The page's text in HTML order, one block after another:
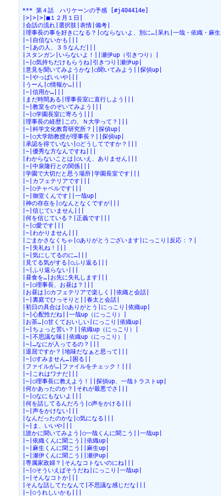
*** 第４話　ハリケーンの予感 [#j404414e]
|>|>|>|■１２月１日|
|会話の流れ|選択肢|表情|備考|
|理事長の事を好きになる？|○ならないよ、別に…|呆れ|一哉・依織・麻
|~|自信ないかも|||
|~|あの人、３５なんだ|||
|スタンガン|いらないよ！||瀬伊up（引きつり）|
|~|○気持ちだけもらうね|引きつり|瀬伊up|
|意見を聞いてみようかな|○聞いてみよう||探偵up|
|~|やっぱいいや|||
|うーん|○情報か…|||
|~|信用か…|||
|まだ時間ある|理事長室に直行しよう|||
|~|教室をのぞいてみよう|||
|~|○学園長室に寄ろう|||
|理事長の経歴|この、Ｎ大学って？|||
|~|科学文化教育研究所？||探偵up|
|~|○大学助教授が理事長？||探偵up|
|承認を得ていない|○どうしてですか？|||
|~|優秀な方なんですね|||
|わからないことは|○いえ、ありません|||
|~|中泉隆行との関係|||
|学園で大切だと思う場所|学園長室です|||
|~|カフェテリアです|||
|~|○チャペルです|||
|~|御堂くんです||一哉up|
|神の存在を|○なんとなくですが|||
|~|信じていません|||
|何を信じている？|正義です|||
|~|○愛です|||
|~|わかりません|||
|ごまかさなくちゃ|○ありがとうございます|にっこり|反応：？|
|~|失礼ね！|||
|~|気にしてるのに…|||
|見てる気がする|○ふり返る|||
|~|ふり返らない|||
|昼食を…|お先に失礼します|||
|~|○理事長、お昼は？|||
|お昼は|○カフェテリアで楽しく||依織と会話|
|~|裏庭でひっそりと||春太と会話|
|初日の具合は|○ありがとう|にっこり|依織up|
|~|心配性だね||一哉up（にっこり）|
|お茶…|○甘くておいしい|にっこり|依織up|
|~|ちょっと苦い？||依織up（にっこり）|
|~|不思議な味||依織up（にっこり）|
|~|…なにが入ってるの？|||
|退屈ですか？|地味だなぁと思って|||
|~|○すみません…|困る||
|ファイルが…|ファイルをチェック！|||
|~|これはワナだ|||
|~|○理事長に教えよう！||探偵up、一哉トラストup|
|何かあったのか？|それが最悪でさ|||
|~|○なにもないよ|||
|何を話してるんだろう|○声をかける|||
|~|声をかけない|||
|なんだったのかな|○気になる|||
|~|ま、いいや|||
|誰かに聞いてみよう|○一哉くんに聞こう||一哉up|
|~|依織くんに聞こう||依織up|
|~|麻生くんに聞こう||麻生up|
|~|瀬伊くんに聞こう||瀬伊up|
|専属家政婦？|そんなコトないのにね|||
|~|○そういえばそうだね|にっこり|一哉up|
|~|そんなコトか|||
|そんな話してたなんて|不思議な感じだな|||
|~|○うれしいかも|||